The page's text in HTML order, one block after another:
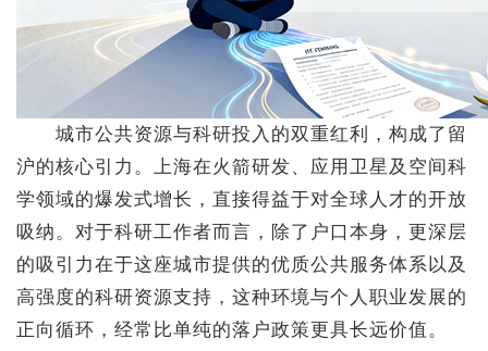
城市公共资源与科研投入的双重红利，构成了留
沪的核心引力。上海在火箭研发、应用卫星及空间科
学领域的爆发式增长，直接得益于对全球人才的开放
吸纳。对于科研工作者而言，除了户口本身，更深层
的吸引力在于这座城市提供的优质公共服务体系以及
高强度的科研资源支持，这种环境与个人职业发展的
正向循环，经常比单纯的落户政策更具长远价值。